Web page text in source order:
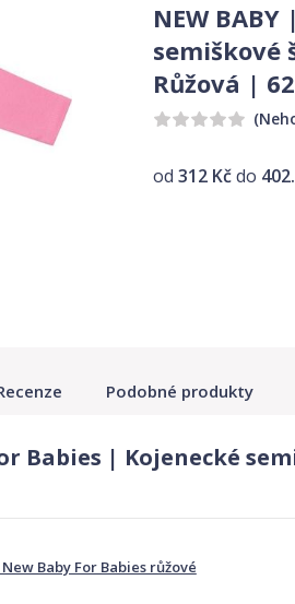
NEW
semiškové
Růžová |
od312 Kčdo
Podobné produkty
Babies | Kojenecké
Baby For Babies růžové